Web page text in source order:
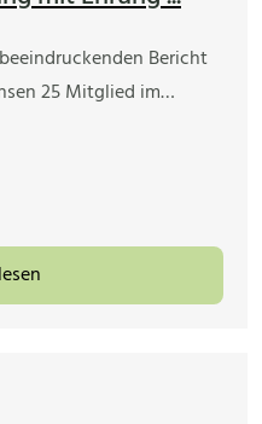
Bericht
25 Mitglied im…